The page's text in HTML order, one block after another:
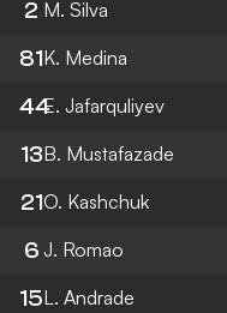
2 M. Silva
81K. Medina
44E. Jafarquliyev
13B. Mustafazade
21O. Kashchuk
6 J. Romao
15L. Andrade